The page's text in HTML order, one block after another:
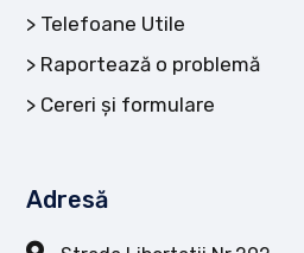
Telefoane Utile
Raportează o problemă
Cereri și formulare
Adresă